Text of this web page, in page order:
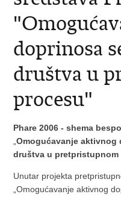
doprinosa
društva u
procesu"
Phare 2006 - shema
„Omogućavanje
društva u pretpristupnom
Unutar projekta
„Omogućavanje aktivnog